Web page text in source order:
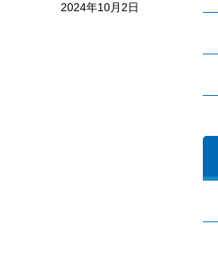
2024年10月2日